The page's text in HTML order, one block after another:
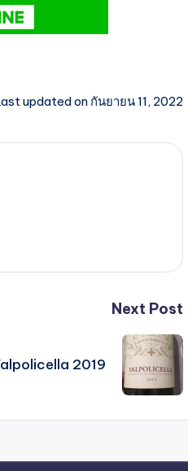
updated on กันยายน 11, 2022
Next Post
2019